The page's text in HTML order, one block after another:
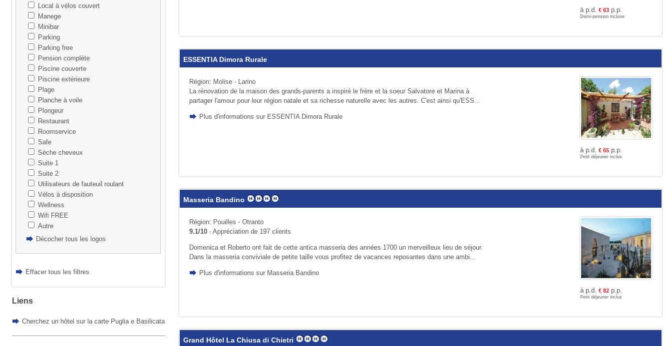
Local à vélos couvert
Manege
Minibar
Parking
Parking free
Pension complète
Piscine couverte
Piscine extérieure
Plage
Planche à voile
Plongeur
Restaurant
Roomservice
Safe
Sèche cheveux
Suite 1
Suite 2
Utilisateurs de fauteuil roulant
Vélos à disposition
Wellness
Wifi FREE
Autre
Décocher tous les logos
Effacer tous les filtres
Liens
Cherchez un hôtel sur la carte Puglia e Basilicata
à p.d. € 63p.p.
Demi-pension incluse
ESSENTIA Dimora Rurale
Région: Molise - Larino
La rénovation de la maison des grands-parents a inspiré le frère et la soeur Salvatore et Marina à
partager l'amour pour leur région natale et sa richesse naturelle avec les autres. C'est ainsi qu'ESS...
Plus d'informations sur ESSENTIA Dimora Rurale
à p.d. € 65p.p.
Petit déjeuner inclus
Masseria Bandino
Région: Pouilles - Otranto
9.1/10- Appréciation de 197 clients
Domenica et Roberto ont fait de cette antica masseria des années 1700 un mer­veil­leux lieu de séjour.
Dans la mas­seria conviviale de petite taille vous profi­tez de vacances reposantes dans une ambi...
Plus d'informations sur Masseria Bandino
à p.d. € 82p.p.
Petit déjeuner inclus
Grand Hôtel La Chiusa di Chietri